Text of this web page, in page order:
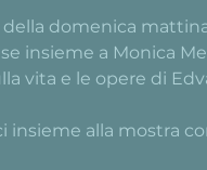
domenica
insieme a Monica
vita e le opere di
insieme alla mostra